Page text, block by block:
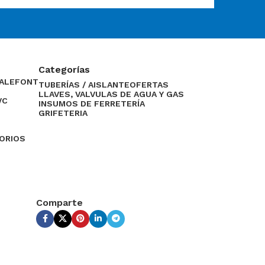
Categorías
TUBERÍAS / AISLANTEOFERTAS
LLAVES, VALVULAS DE AGUA Y GAS
INSUMOS DE FERRETERÍA
GRIFETERIA
Comparte